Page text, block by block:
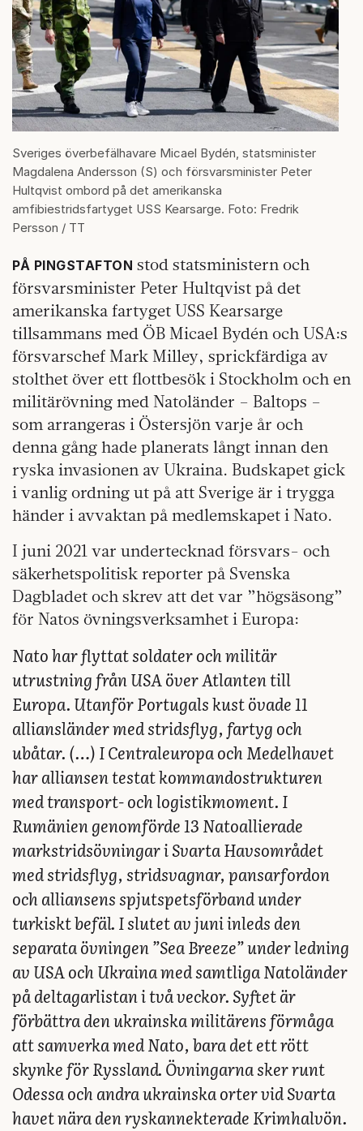
Sveriges överbefälhavare Micael Bydén, statsminister
Magdalena Andersson (S) och försvarsminister Peter
Hultqvist ombord på det amerikanska
amfibiestridsfartyget USS Kearsarge. Foto: Fredrik
Persson / TT
PÅ PINGSTAFTON stod statsministern och
försvarsminister Peter Hultqvist på det
amerikanska fartyget USS Kearsarge
tillsammans med ÖB Micael Bydén och USA:s
försvarschef Mark Milley, sprickfärdiga av
stolthet över ett flottbesök i Stockholm och en
militärövning med Natoländer – Baltops –
som arrangeras i Östersjön varje år och
denna gång hade planerats långt innan den
ryska invasionen av Ukraina. Budskapet gick
i vanlig ordning ut på att Sverige är i trygga
händer i avvaktan på medlemskapet i Nato.
I juni 2021 var undertecknad försvars- och
säkerhetspolitisk reporter på Svenska
Dagbladet och skrev att det var ”högsäsong”
för Natos övningsverksamhet i Europa:
Nato har flyttat soldater och militär
utrustning från USA över Atlanten till
Europa. Utanför Portugals kust övade 11
alliansländer med stridsflyg, fartyg och
ubåtar. (…) I Centraleuropa och Medelhavet
har alliansen testat kommandostrukturen
med transport- och logistikmoment. I
Rumänien genomförde 13 Natoallierade
markstridsövningar i Svarta Havsområdet
med stridsflyg, stridsvagnar, pansarfordon
och alliansens spjutspetsförband under
turkiskt befäl. I slutet av juni inleds den
separata övningen ”Sea Breeze” under ledning
av USA och Ukraina med samtliga Natoländer
på deltagarlistan i två veckor. Syftet är
förbättra den ukrainska militärens förmåga
att samverka med Nato, bara det ett rött
skynke för Ryssland. Övningarna sker runt
Odessa och andra ukrainska orter vid Svarta
havet nära den ryskannekterade Krimhalvön.